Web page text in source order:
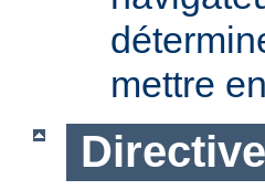
mettre